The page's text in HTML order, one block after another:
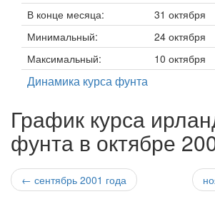
В конце месяца:
31 октября
Минимальный:
24 октября
Максимальный:
10 октября
Динамика курса фунта
График курса
фунта в октябре
← сентябрь 2001 года